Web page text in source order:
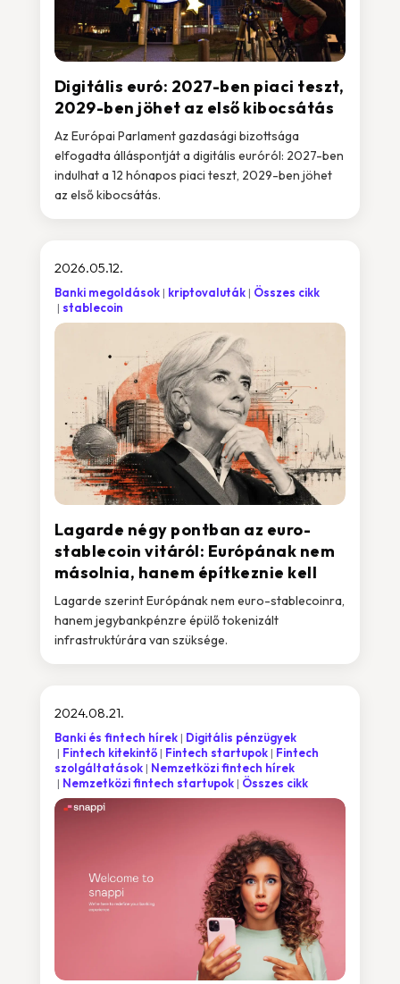
Digitális euró: 2027-ben piaci teszt,
2029-ben jöhet az első kibocsátás
Az Európai Parlament gazdasági bizottsága
elfogadta álláspontját a digitális euróról: 2027-ben
indulhat a 12 hónapos piaci teszt, 2029-ben jöhet
az első kibocsátás.
Lagarde négy pontban az euro-
stablecoin vitáról: Európának nem
másolnia, hanem építkeznie kell
2026.05.12.
Banki megoldások kriptovaluták
Összes cikk
stablecoin
Lagarde szerint Európának nem euro-stablecoinra,
hanem jegybankpénzre épülő tokenizált
infrastruktúrára van szüksége.
2024.08.21.
Banki és fintech hírek
Digitális pénzügyek
Fintech kitekintő
Fintech startupok
Fintech
szolgáltatások
Nemzetközi fintech hírek
Nemzetközi fintech startupok
Összes cikk